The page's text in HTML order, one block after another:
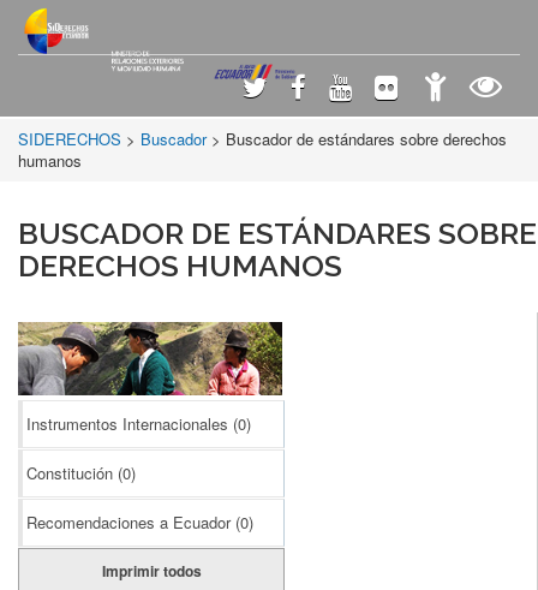
SIDERECHOS > Buscador > Buscador de estándares sobre derechos
humanos
BUSCADOR DE ESTÁNDARES SOBRE
DERECHOS HUMANOS
Instrumentos Internacionales (0)
Constitución (0)
Recomendaciones a Ecuador (0)
Imprimir todos